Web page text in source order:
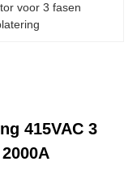
voor 3 fasen
415VAC 3